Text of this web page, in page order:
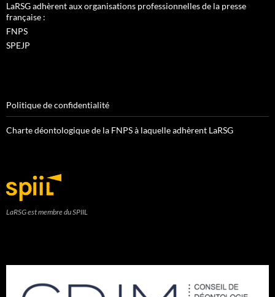
LaRSG adhèrent aux organisations professionnelles de la presse
française :
FNPS
SPEJP
Politique de confidentialité
Charte déontologique de la FNPS à laquelle adhèrent LaRSG
LaRSG est membre du SPIIL